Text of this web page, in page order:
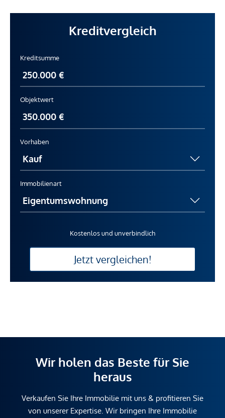
Kreditvergleich
Kreditsumme
Objektwert
Vorhaben
Immobilienart
Kostenlos und unverbindlich
Jetzt vergleichen!
Wir holen das Beste für Sie
heraus
Verkaufen Sie Ihre Immobilie mit uns & profitieren Sie
von unserer Expertise. Wir bringen Ihre Immobilie